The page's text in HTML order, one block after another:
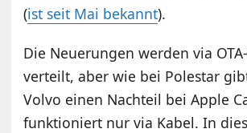
(ist seit Mai bekannt).
Die Neuerungen werden via
verteilt, aber wie bei Polestar
Volvo einen Nachteil bei Apple
funktioniert nur via Kabel. In